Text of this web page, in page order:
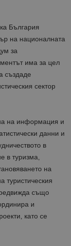
България
на националната
за
има за цел
създаде
сектор
на информация и
данни и
в
в туризма,
на
туристическия
също
и
като се